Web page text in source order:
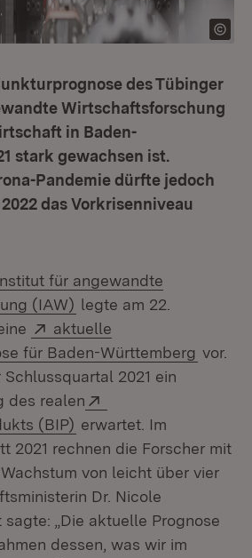
des Tübinger
Wirtschaftsforschung
in Baden-
stark gewachsen ist.
Pandemie dürfte jedoch
das Vorkrisenniveau
für angewandte
(IAW) (Öffnet in neuem
legte am 22.
Extern:
aktuelle
für Baden-Württemberg vor.
2021 ein
des realen
(BIP) (Öffnet in neuem
erwartet. Im
2021 rechnen die Forscher mit
von leicht über vier
Dr. Nicole
„Die aktuelle Prognose
dessen, was wir im